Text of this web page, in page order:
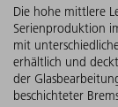
Die hohe mittlere
Serienproduktion
mit
erhältlich und
der
beschichteter